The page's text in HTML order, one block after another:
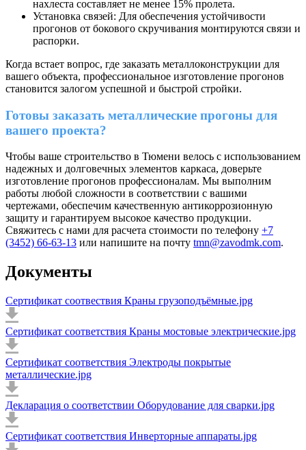
нахлеста составляет не менее 15% пролета.
Установка связей: Для обеспечения устойчивости
прогонов от бокового скручивания монтируются связи и
распорки.
Когда встает вопрос, где заказать металлоконструкции для
вашего объекта, профессиональное изготовление прогонов
становится залогом успешной и быстрой стройки.
Готовы заказать металлические прогоны для
вашего проекта?
Чтобы ваше строительство в Тюмени велось с использованием
надежных и долговечных элементов каркаса, доверьте
изготовление прогонов профессионалам. Мы выполним
работы любой сложности в соответствии с вашими
чертежами, обеспечим качественную антикоррозионную
защиту и гарантируем высокое качество продукции.
Свяжитесь с нами для расчета стоимости по телефону +7
(3452) 66-63-13 или напишите на почту tmn@zavodmk.com.
Документы
Сертификат соотвествия Краны грузоподъёмные.jpg
Сертификат соответствия Краны мостовые электрические.jpg
Сертификат соответствия Электроды покрытые
металлические.jpg
Декларация о соответствии Оборудование для сварки.jpg
Сертификат соответствия Инверторные аппараты.jpg